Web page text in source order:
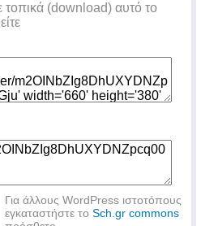
τοπικά (download) αυτό το
Για άλλους WordPress ιστοτόπους
εγκαταστήστε το Sch.gr commons